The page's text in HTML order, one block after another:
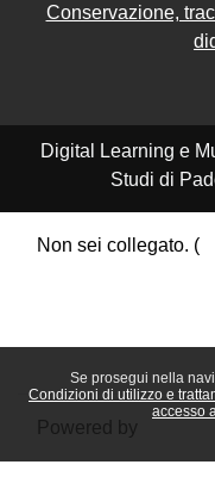
Se prosegui nella
Condizioni di utilizzo e
accesso
Conservazione,
Digital Learning e
Studi di
Non sei collegato. (
Powered by